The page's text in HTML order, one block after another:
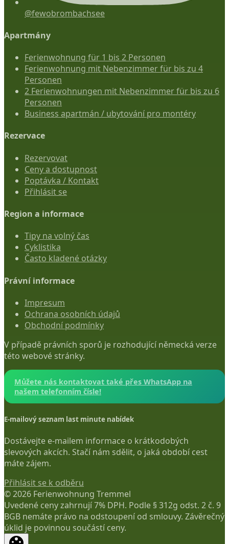
@fewobrombachsee
Apartmány
Ferienwohnung für 1 bis 2 Personen
Ferienwohnung mit Nebenzimmer für bis zu 4
Personen
2 Ferienwohnungen mit Nebenzimmer für bis zu 6
Personen
Business apartmán / ubytování pro montéry
Rezervace
Rezervovat
Ceny a dostupnost
Poptávka / Kontakt
Přihlásit se
Region a informace
Tipy na volný čas
Cyklistika
Často kladené otázky
Právní informace
Impresum
Ochrana osobních údajů
Obchodní podmínky
V případě právních sporů je rozhodující německá verze
této webové stránky.
Můžete nás kontaktovat také přes WhatsApp na
našem telefonním čísle!
E-mailový seznam last minute nabídek
Dostávejte e-mailem informace o krátkodobých
slevových akcích. Stačí nám sdělit, o jaká období cest
máte zájem.
Přihlásit se k odběru
© 2026 Ferienwohnung Tremmel
Uvedené ceny zahrnují 7% DPH. Podle § 312g odst. 2 č. 9
BGB nemáte právo na odstoupení od smlouvy. Závěrečný
úklid je povinnou součástí ceny.